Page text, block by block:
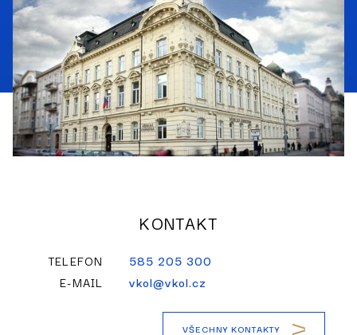
KONTAKT
TELEFON
585 205 300
E-MAIL
vkol@vkol.cz
VŠECHNY KONTAKTY